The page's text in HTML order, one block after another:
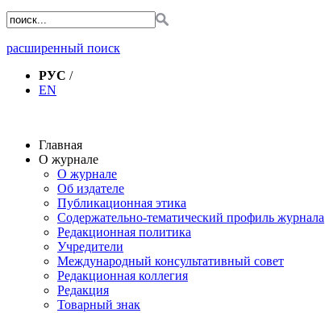
расширенный поиск
РУС /
EN
Главная
О журнале
О журнале
Об издателе
Публикационная этика
Содержательно-тематический профиль журнала
Редакционная политика
Учредители
Международный консультативный совет
Редакционная коллегия
Редакция
Товарный знак